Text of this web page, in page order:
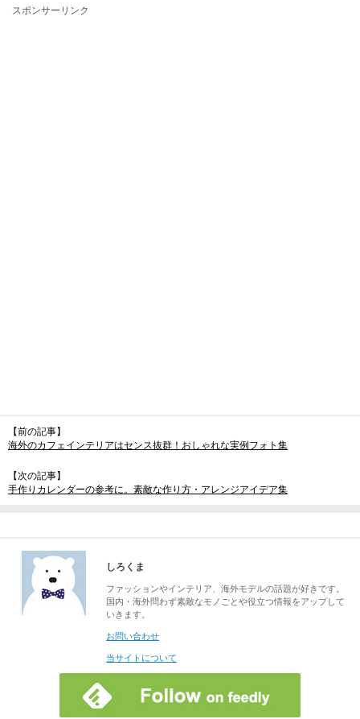
スポンサーリンク
【前の記事】
海外のカフェインテリアはセンス抜群！おしゃれな実例フォト集
【次の記事】
手作りカレンダーの参考に。素敵な作り方・アレンジアイデア集
しろくま
ファッションやインテリア、海外モデルの話題が好きです。
国内・海外問わず素敵なモノごとや役立つ情報をアップして
いきます。
お問い合わせ
当サイトについて